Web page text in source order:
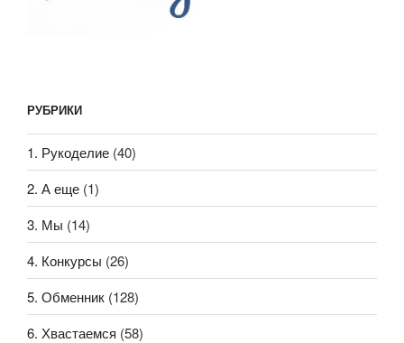
РУБРИКИ
1. Рукоделие (40)
2. А еще (1)
3. Мы (14)
4. Конкурсы (26)
5. Обменник (128)
6. Хвастаемся (58)